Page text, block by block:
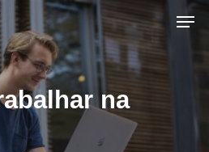
na